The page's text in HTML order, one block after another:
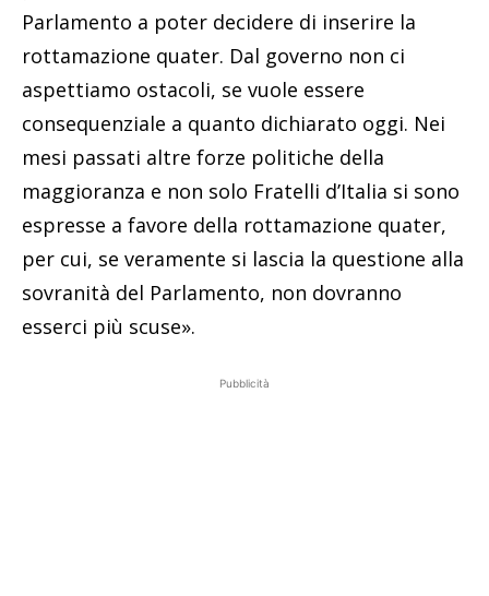
Parlamento a poter decidere di inserire la
rottamazione quater. Dal governo non ci
aspettiamo ostacoli, se vuole essere
consequenziale a quanto dichiarato oggi. Nei
mesi passati altre forze politiche della
maggioranza e non solo Fratelli d’Italia si sono
espresse a favore della rottamazione quater,
per cui, se veramente si lascia la questione alla
sovranità del Parlamento, non dovranno
esserci più scuse».
Pubblicità